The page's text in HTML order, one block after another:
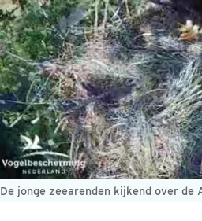
De jonge zeearenden kijkend over de